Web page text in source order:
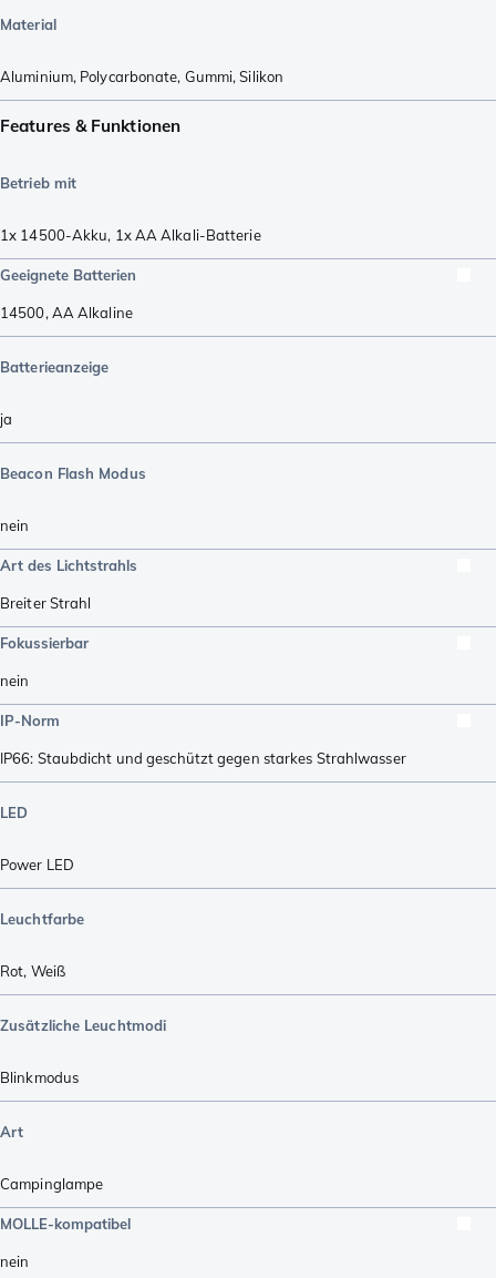
Material
Aluminium, Polycarbonate, Gummi,Silikon
Features & Funktionen
Betrieb mit
1x 14500-Akku, 1x AA Alkali-Batterie
Geeignete Batterien
14500, AA Alkaline
Batterieanzeige
ja
Beacon Flash Modus
nein
Art des Lichtstrahls
Breiter Strahl
Fokussierbar
nein
IP-Norm
IP66: Staubdicht und geschützt gegen starkes Strahlwasser
LED
Power LED
Leuchtfarbe
Rot, Weiß
Zusätzliche Leuchtmodi
Blinkmodus
Art
Campinglampe
MOLLE-kompatibel
nein